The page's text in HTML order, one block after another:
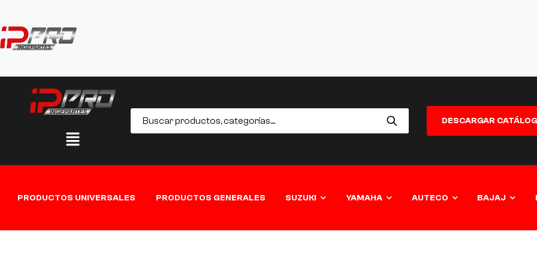
DESCARGAR
PRODUCTOS UNIVERSALES PRODUCTOS GENERALES SUZUKI YAMAHA AUTECO BAJAJ